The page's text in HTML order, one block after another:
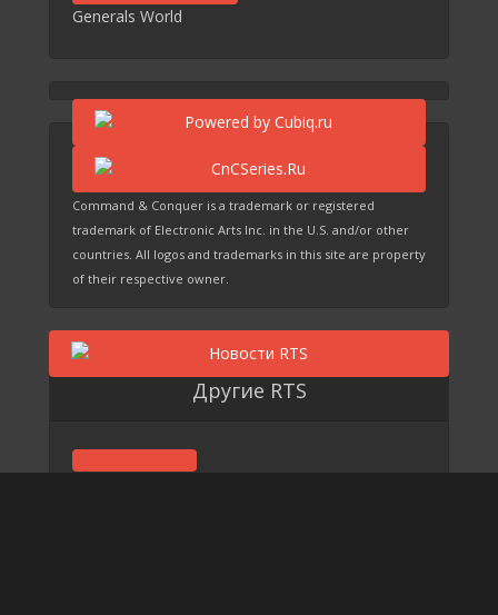
Generals World
Command & Conquer is a trademark or registered
trademark of Electronic Arts Inc. in the U.S. and/or other
countries. All logos and trademarks in this site are property
of their respective owner.
Другие RTS